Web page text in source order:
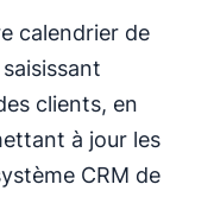
calendrier de
clients, en
à jour les
CRM de